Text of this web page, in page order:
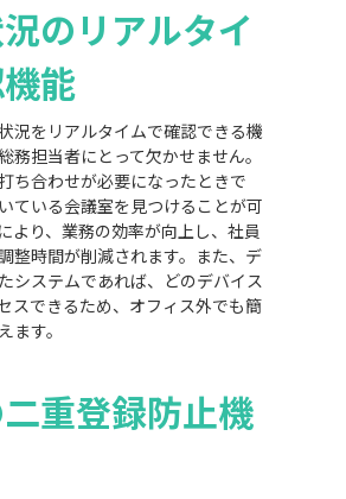
のリアルタイ
能
況をリアルタイムで確認できる機
務担当者にとって欠かせません。
ち合わせが必要になったときで
ている会議室を見つけることが可
より、業務の効率が向上し、社員
整時間が削減されます。また、デ
システムであれば、どのデバイス
スできるため、オフィス外でも簡
ます。
重登録防止機